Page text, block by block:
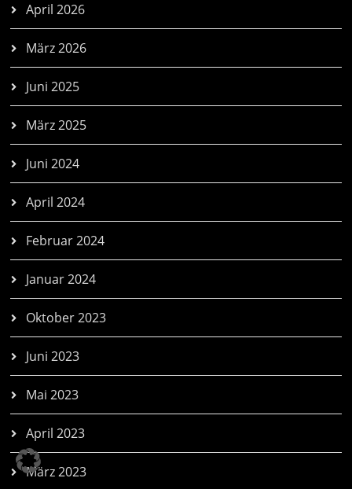
April 2026
März 2026
Juni 2025
März 2025
Juni 2024
April 2024
Februar 2024
Januar 2024
Oktober 2023
Juni 2023
Mai 2023
April 2023
März 2023